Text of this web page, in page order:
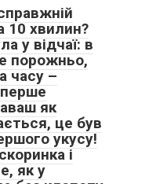
10 хвилин?
у відчаї: в
порожньо,
часу –
як
це був
укусу!
і
як у